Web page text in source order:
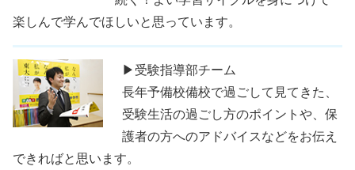
楽しんで学んでほしいと思っています。
▶受験指導部チーム
長年予備校備校で過ごして見てきた、
受験生活の過ごし方のポイントや、保
護者の方へのアドバイスなどをお伝え
できればと思います。